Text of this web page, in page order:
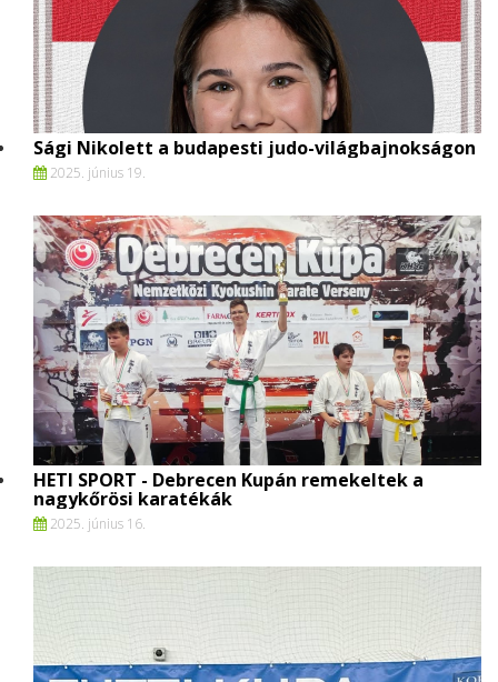
Sági Nikolett a budapesti judo-világbajnokságon
2025. június 19.
HETI SPORT - Debrecen Kupán remekeltek a
nagykőrösi karatékák
2025. június 16.